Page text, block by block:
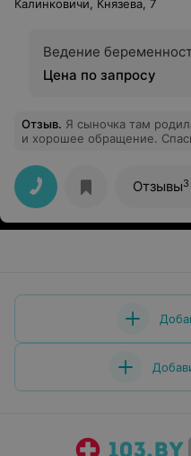
Калинковичи, Князева, 7
Ведение
Цена по запросу
Отзыв. Я сыночка там
и хорошее обращение.
Отзывы3